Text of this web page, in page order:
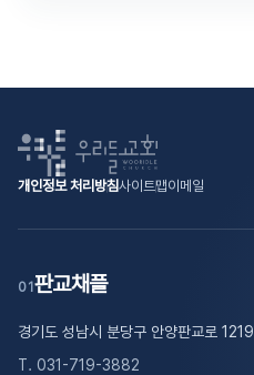
개인정보 처리방침사이트맵이메일
01 판교채플
경기도 성남시 분당구 안양판교로 1219
T. 031-719-3882